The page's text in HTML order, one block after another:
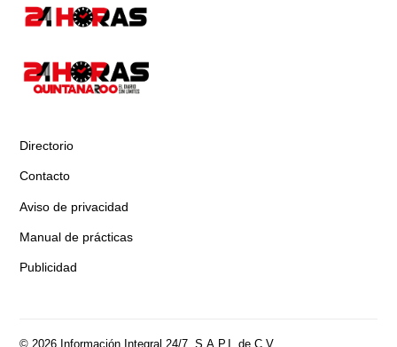
Directorio
Contacto
Aviso de privacidad
Manual de prácticas
Publicidad
© 2026 Información Integral 24/7, S.A.P.I. de C.V